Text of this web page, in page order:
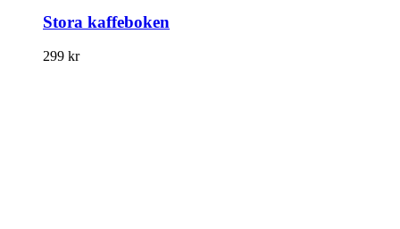
Stora kaffeboken
299 kr